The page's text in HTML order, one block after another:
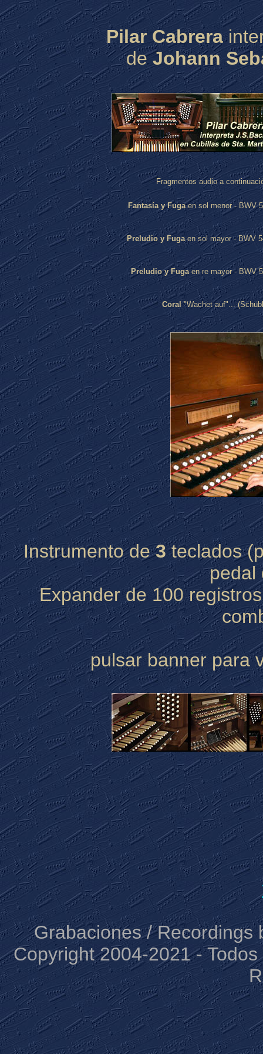
Pilar Cabrera
de Johann
Fragmentos audio a
Fantasía y Fugaen sol menor -
Preludio y Fugaen sol mayor -
Preludio y Fugaen re mayor -
Coral "Wachet auf"...
Instrumento de3teclados
Expander de 100
pulsar banner para
Grabaciones / Recordings
Copyright 2004-2021 -